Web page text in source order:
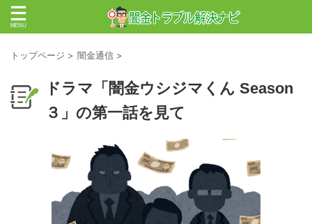
トップページ > 闇金通信 >
ドラマ「闇金ウシジマくん Season
３」の第一話を見て